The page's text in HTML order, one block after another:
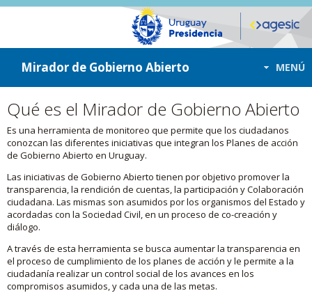
ir a contenido
ir al menú
Mirador de Gobierno Abierto MENÚ
Qué es el Mirador de Gobierno Abierto
Es una herramienta de monitoreo que permite que los ciudadanos
conozcan las diferentes iniciativas que integran los Planes de acción
de Gobierno Abierto en Uruguay.
Las iniciativas de Gobierno Abierto tienen por objetivo promover la
transparencia, la rendición de cuentas, la participación y Colaboración
ciudadana. Las mismas son asumidos por los organismos del Estado y
acordadas con la Sociedad Civil, en un proceso de co-creación y
diálogo.
A través de esta herramienta se busca aumentar la transparencia en
el proceso de cumplimiento de los planes de acción y le permite a la
ciudadanía realizar un control social de los avances en los
compromisos asumidos, y cada una de las metas.